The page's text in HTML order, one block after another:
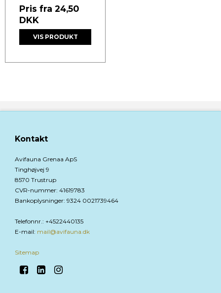
Pris fra 24,50
DKK
VIS PRODUKT
Kontakt
Avifauna Grenaa ApS
Tinghøjvej 9
8570 Trustrup
CVR-nummer: 41619783
Bankoplysninger: 9324 0021739464
Telefonnr. : +4522440135
E-mail: mail@avifauna.dk
Sitemap